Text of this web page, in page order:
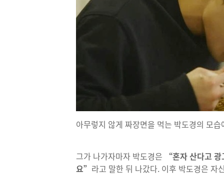
아무렇지 않게 짜장면을 먹는 박도경의 모
그가 나가자마자 박도경은 “혼자 산다고
요” 라고 말한 뒤 나갔다. 이후 박도경은 자